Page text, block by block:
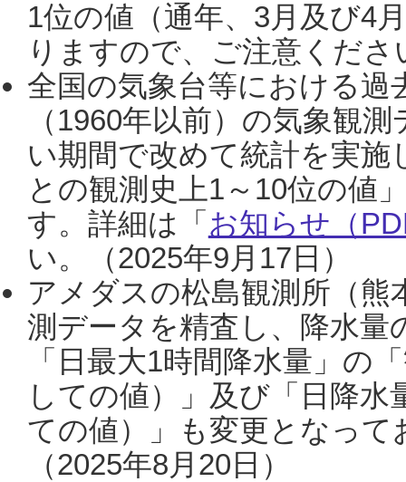
1位の値（通年、3月及び4
りますので、ご注意くだ
全国の気象台等における過
（1960年以前）の気象観
い期間で改めて統計を実
との観測史上1～10位の値
す。詳細は「 お知らせ（
い。（2025年9月17日）
アメダスの松島観測所（熊
測データを精査し、降水
「日最大1時間降水量」の
しての値）」及び「日降
ての値）」も変更となっ
（2025年8月20日）